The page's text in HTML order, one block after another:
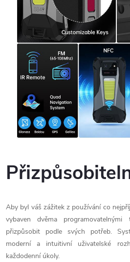
Aby byl váš zážitek z používání co
vybaven dvěma
přizpůsobit podle svých potřeb.
moderní a intuitivní uživatelské
každodenní úkoly.